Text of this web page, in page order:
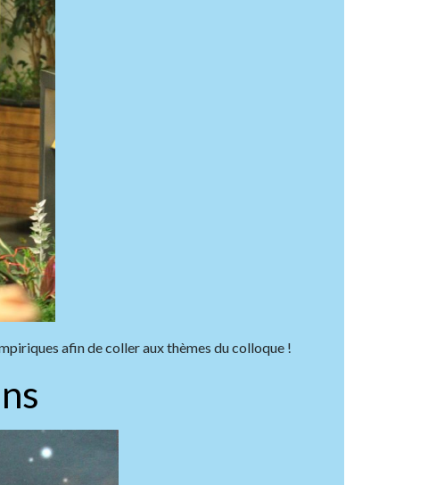
afin de coller aux thèmes du colloque !